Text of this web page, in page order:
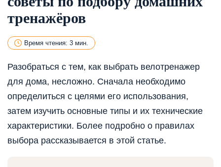
тренажёров
Время чтения: 3 мин.
Разобраться с тем, как выбрать велотренажер
для дома, несложно. Сначала необходимо
определиться с целями его использования,
затем изучить основные типы и их технические
характеристики. Более подробно о правилах
выбора рассказывается в этой статье.